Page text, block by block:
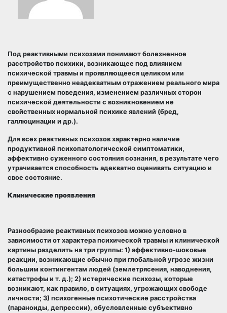
Под реактивными психозами понимают болезненное
расстройство психики, возникающее под влиянием
психической травмы и проявляющееся целиком или
преимущественно неадекватным отражением реального мира
с нарушением поведения, изменением различных сторон
психической деятельности с возникновением не
свойственных нормальной психике явлений (бред,
галлюцинации и др.).
Для всех реактивных психозов характерно наличие
продуктивной психопатологической симптоматики,
аффективно суженного состояния сознания, в результате чего
утрачивается способность адекватно оценивать ситуацию и
свое состояние.
Клинические проявления
Разнообразие реактивных психозов можно условно в
зависимости от характера психической травмы и клинической
картины разделить на три группы: 1) аффективно-шоковые
реакции, возникающие обычно при глобальной угрозе жизни
большим контингентам людей (землетрясения, наводнения,
катастрофы и т. д.); 2) истерические психозы, которые
возникают, как правило, в ситуациях, угрожающих свободе
личности; 3) психогенные психотические расстройства
(параноиды, депрессии), обусловленные субъективно